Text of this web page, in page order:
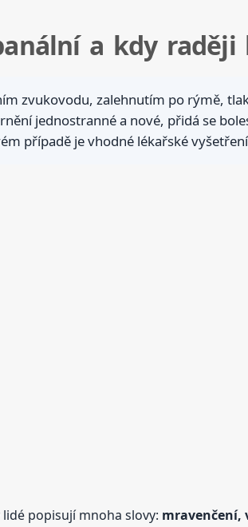
a kdy
zvukovodu, zalehnutím po rýmě,
jednostranné a nové, přidá se
případě je vhodné lékařské
popisují mnoha slovy: